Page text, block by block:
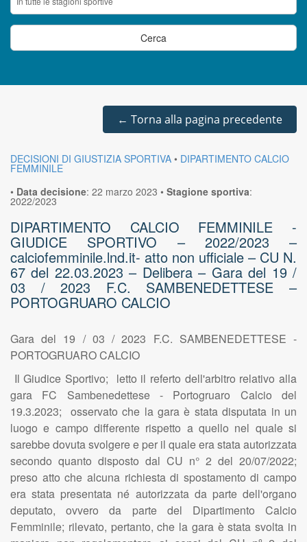
← Torna alla pagina precedente
DECISIONI DI GIUSTIZIA SPORTIVA • DIPARTIMENTO CALCIO
FEMMINILE
• Data decisione: 22 marzo 2023 • Stagione sportiva:
2022/2023
DIPARTIMENTO CALCIO FEMMINILE -
GIUDICE SPORTIVO – 2022/2023 –
calciofemminile.lnd.it- atto non ufficiale – CU N.
67 del 22.03.2023 – Delibera – Gara del 19 /
03 / 2023 F.C. SAMBENEDETTESE –
PORTOGRUARO CALCIO
Gara del 19 / 03 / 2023 F.C. SAMBENEDETTESE -
PORTOGRUARO CALCIO
Il Giudice Sportivo; letto il referto dell'arbitro relativo alla
gara FC Sambenedettese - Portogruaro Calcio del
19.3.2023; osservato che la gara è stata disputata in un
luogo e campo differente rispetto a quello nel quale si
sarebbe dovuta svolgere e per il quale era stata autorizzata
secondo quanto disposto dal CU n° 2 del 20/07/2022;
preso atto che alcuna richiesta di spostamento di campo
era stata presentata né autorizzata da parte dell'organo
deputato, ovvero da parte del Dipartimento Calcio
Femminile; rilevato, pertanto, che la gara è stata svolta in